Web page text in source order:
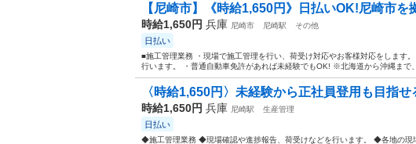
【尼崎市】《時給1,650円》日払いOK!尼崎市を
時給1,650円 兵庫 尼崎市 尼崎駅 その他
日払い
■施工管理業務 ・現場で施工管理を行い、荷受け対応やお客様対応をします
行います。 ・普通自動車免許があれば未経験でもOK! ※北海道から沖縄まで
〈時給1,650円〉未経験から正社員登用も目指
時給1,650円 兵庫 尼崎駅 生産管理
日払い
◆施工管理業務 ◆現場確認や進捗報告、荷受けなどを行います。 ◆各地の現